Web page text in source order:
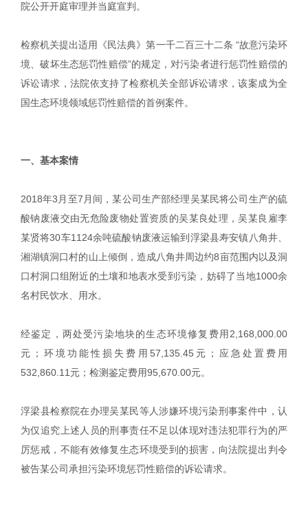
院公开开庭审理并当庭宣判。
检察机关提出适用《民法典》第一千二百三十二条 “故意污染环
境、破坏生态惩罚性赔偿”的规定，对污染者进行惩罚性赔偿的
诉讼请求，法院依支持了检察机关全部诉讼请求，该案成为全
国生态环境领域惩罚性赔偿的首例案件。
一、基本案情
2018年3月至7月间，某公司生产部经理吴某民将公司生产的硫
酸钠废液交由无危险废物处置资质的吴某良处理，吴某良雇李
某贤将30车1124余吨硫酸钠废液运输到浮梁县寿安镇八角井、
湘湖镇洞口村的山上倾倒，造成八角井周边约8亩范围内以及洞
口村洞口组附近的土壤和地表水受到污染，妨碍了当地1000余
名村民饮水、用水。
经鉴定，两处受污染地块的生态环境修复费用2,168,000.00
元；环境功能性损失费用57,135.45元；应急处置费用
532,860.11元；检测鉴定费用95,670.00元。
浮梁县检察院在办理吴某民等人涉嫌环境污染刑事案件中，认
为仅追究上述人员的刑事责任不足以体现对违法犯罪行为的严
厉惩戒，不能有效修复生态环境受到的损害，向法院提出判令
被告某公司承担污染环境惩罚性赔偿的诉讼请求。